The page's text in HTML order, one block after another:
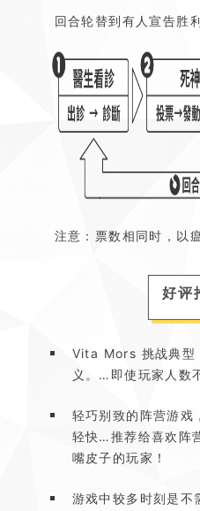
回合轮替到有人宣告胜
注意：票数相同时，以
好评
Vita Mors 挑战典型
义。…即使玩家人数
轻巧别致的阵营游戏
轻快…推荐给喜欢阵
嘴皮子的玩家！
游戏中较多时刻是不